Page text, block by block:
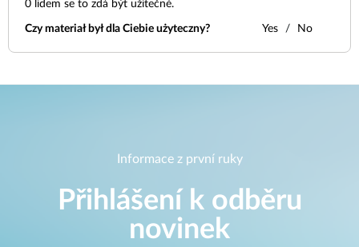
0 lidem se to zdá být užitečné.
Czy materiał był dla Ciebie użyteczny? Yes No
Informace z první ruky
Přihlášení k odběru
novinek